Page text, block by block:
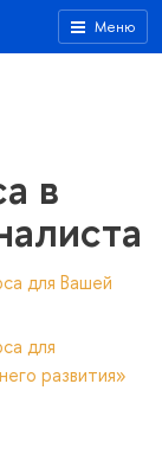
Меню
в
для Вашей
для
развития»